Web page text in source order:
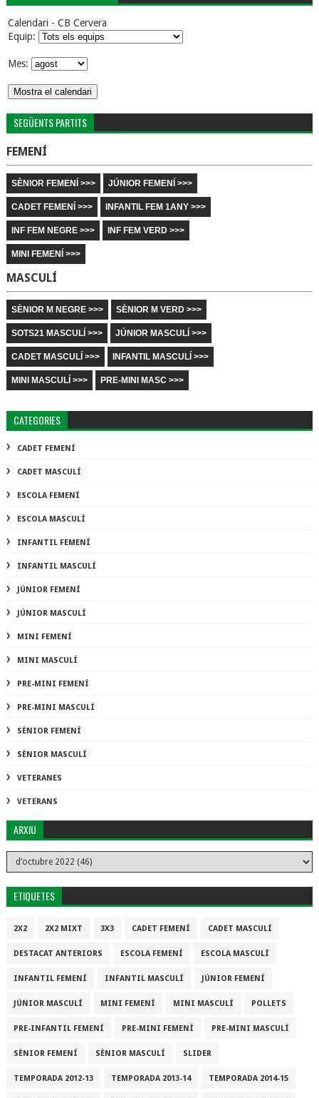
Calendari - CB Cervera
Equip:
Mes:
SEGÜENTS PARTITS
FEMENÍ
SÈNIOR FEMENÍ >>> JÚNIOR FEMENÍ >>>
CADET FEMENÍ >>> INFANTIL FEM 1ANY >>>
INF FEM NEGRE >>> INF FEM VERD >>>
MINI FEMENÍ >>>
MASCULÍ
SÈNIOR M NEGRE >>> SÈNIOR M VERD >>>
SOTS21 MASCULÍ >>> JÚNIOR MASCULÍ >>>
CADET MASCULÍ >>> INFANTIL MASCULÍ >>>
MINI MASCULÍ >>> PRE-MINI MASC >>>
CATEGORIES
CADET FEMENÍ
CADET MASCULÍ
ESCOLA FEMENÍ
ESCOLA MASCULÍ
INFANTIL FEMENÍ
INFANTIL MASCULÍ
JÚNIOR FEMENÍ
JÚNIOR MASCULÍ
MINI FEMENÍ
MINI MASCULÍ
PRE-MINI FEMENÍ
PRE-MINI MASCULÍ
SÈNIOR FEMENÍ
SÈNIOR MASCULÍ
VETERANES
VETERANS
ARXIU
ETIQUETES
2X2 2X2 MIXT 3X3 CADET FEMENÍ CADET MASCULÍ
DESTACAT ANTERIORS ESCOLA FEMENÍ ESCOLA MASCULÍ
INFANTIL FEMENÍ INFANTIL MASCULÍ JÚNIOR FEMENÍ
JÚNIOR MASCULÍ MINI FEMENÍ MINI MASCULÍ POLLETS
PRE-INFANTIL FEMENÍ PRE-MINI FEMENÍ PRE-MINI MASCULÍ
SÈNIOR FEMENÍ SÈNIOR MASCULÍ SLIDER
TEMPORADA 2012-13 TEMPORADA 2013-14 TEMPORADA 2014-15